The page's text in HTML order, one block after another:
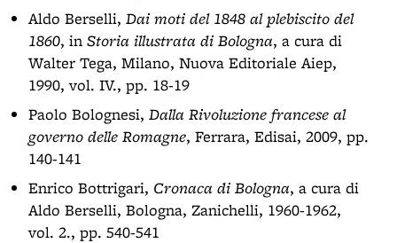
Aldo Berselli, Dai moti del 1848 al plebiscito del
1860, in Storia illustrata di Bologna, a cura di
Walter Tega, Milano, Nuova Editoriale Aiep,
1990, vol. IV., pp. 18-19
Paolo Bolognesi, Dalla Rivoluzione francese al
governo delle Romagne, Ferrara, Edisai, 2009, pp.
140-141
Enrico Bottrigari, Cronaca di Bologna, a cura di
Aldo Berselli, Bologna, Zanichelli, 1960-1962,
vol. 2., pp. 540-541